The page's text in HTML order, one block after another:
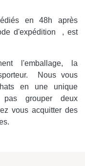
en 48h après
d'expédition , est
l'emballage, la
Nous vous
en une unique
pas grouper deux
vous acquitter des